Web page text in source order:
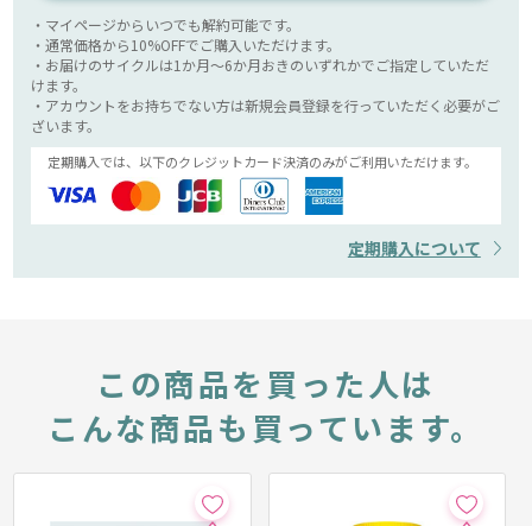
・マイページからいつでも解約可能です。
・通常価格から10%OFFでご購入いただけます。
・お届けのサイクルは1か月～6か月おきのいずれかでご指定していただ
けます。
・アカウントをお持ちでない方は新規会員登録を行っていただく必要がご
ざいます。
定期購入では、以下のクレジットカード決済のみがご利用いただけます。
定期購入について
この商品を買った人は
こんな商品も買っています。